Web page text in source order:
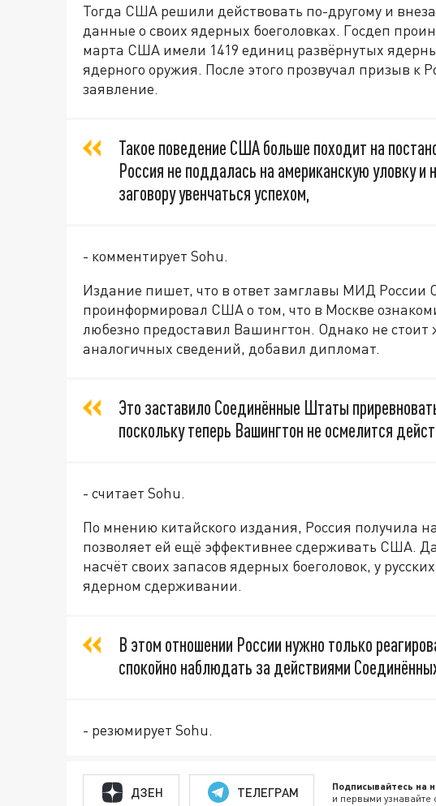
Тогда США решили действовать по-другому и
данные о своих ядерных боеголовках. Госдеп
марта США имели 1419 единиц развёрнутых
ядерного оружия. После этого прозвучал призыв к
заявление.
Такое поведение США больше походит на
Россия не поддалась на американскую уловку и
заговору увенчаться успехом,
- комментирует Sohu.
Издание пишет, что в ответ замглавы МИД России
проинформировал США о том, что в Москве
любезно предоставил Вашингтон. Однако не
аналогичных сведений, добавил дипломат.
Это заставило Соединённые Штаты
поскольку теперь Вашингтон не осмелится
- считает Sohu.
По мнению китайского издания, Россия получила
позволяет ей ещё эффективнее сдерживать США.
насчёт своих запасов ядерных боеголовок, у
ядерном сдерживании.
В этом отношении России нужно только
спокойно наблюдать за действиями
- резюмирует Sohu.
ДЗЕН ТЕЛЕГРАМ Подписывайтесь на
и первыми узнавайте